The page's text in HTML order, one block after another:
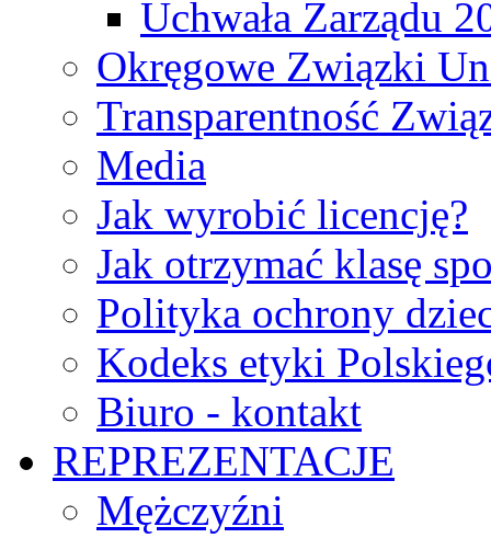
Uchwała Zarządu
Okręgowe Związki
Transparentność
Media
Jak wyrobić licencję?
Jak otrzymać klasę
Polityka ochrony
Kodeks etyki
Biuro - kontakt
REPREZENTACJE
Mężczyźni